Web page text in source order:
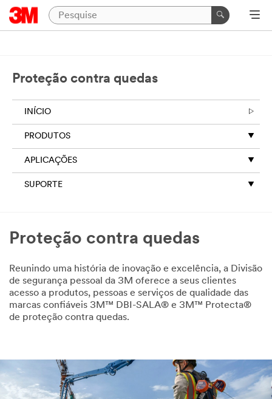
Proteção contra quedas
INÍCIO
PRODUTOS
APLICAÇÕES
SUPORTE
Proteção contra quedas
Reunindo uma história de inovação e excelência, a Divisão
de segurança pessoal da 3M oferece a seus clientes
acesso a produtos, pessoas e serviços de qualidade das
marcas confiáveis 3M™ DBI-SALA® e 3M™ Protecta®
de proteção contra quedas.